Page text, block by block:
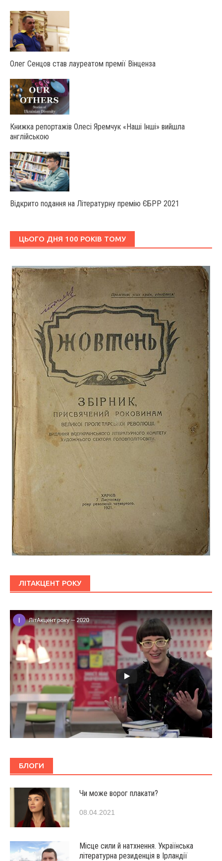
Олег Сенцов став лауреатом премії Вінценза
Книжка репортажів Олесі Яремчук «Наші Інші» вийшла
англійською
Відкрито подання на Літературну премію ЄБРР 2021
ЦЬОГО ДНЯ 100 РОКІВ ТОМУ
ЛІТАКЦЕНТ РОКУ
БЛОГИ
Чи може ворог плакати?
08.04.2021
Місце сили й натхнення. Українська
літературна резиденція в Ірландії